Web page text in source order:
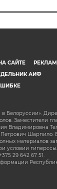
САЙТЕ
АИФ
Белоруссии».
Заместители
Владимировна
Шарпило.
материалов
условии
29 642 67 51.